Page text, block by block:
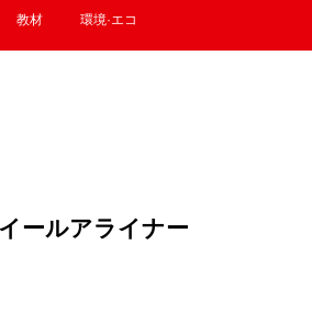
教材 環境·エコ
ールアライナー